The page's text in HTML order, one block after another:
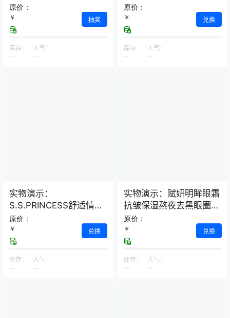
荞麦保健枕
原价：
￥ 抽奖
库存：
--
人气：
--
原价：
￥ 兑换
库存：
--
人气：
--
实物演示：
S.S.PRINCESS舒适情侣
款浴室拖鞋–2双装
原价：
￥ 兑换
库存：
--
人气：
--
实物演示：赋妍明眸眼霜
抗皱保湿熬夜去黑眼圈
经典热销爆款
原价：
￥ 兑换
库存：
--
人气：
--